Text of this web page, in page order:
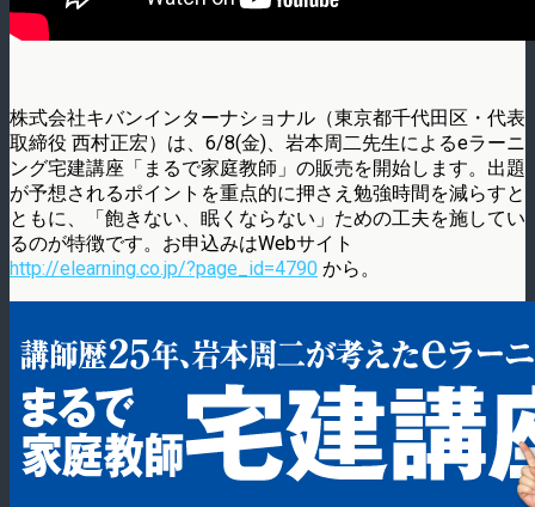
株式会社キバンインターナショナル（東京都千代田区・代表
取締役 西村正宏）は、6/8(金)、岩本周二先生によるeラーニ
ング宅建講座「まるで家庭教師」の販売を開始します。出題
が予想されるポイントを重点的に押さえ勉強時間を減らすと
ともに、「飽きない、眠くならない」ための工夫を施してい
るのが特徴です。お申込みはWebサイト
http://elearning.co.jp/?page_id=4790 から。